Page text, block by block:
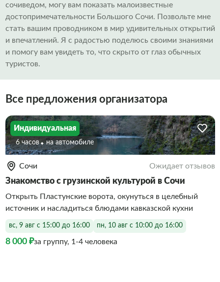
сочиведом, могу вам показать малоизвестные
достопримечательности Большого Сочи. Позвольте мне
стать вашим проводником в мир удивительных открытий
и впечатлений. Я с радостью поделюсь своими знаниями
и помогу вам увидеть то, что скрыто от глаз обычных
туристов.
Все предложения организатора
Индивидуальная
6 часов На автомобиле
Сочи Ожидает отзывов
Знакомство с грузинской культурой в Сочи
Открыть Пластунские ворота, окунуться в целебный
источник и насладиться блюдами кавказской кухни
вс, 9 авг с 15:00 до 16:00 пн, 10 авг с 10:00 до 16:00
8 000 ₽за группу, 1-4 человека